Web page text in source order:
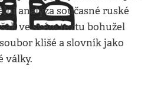
analýza současné ruské
ve svém textu bohužel
klišé a slovník jako
války.